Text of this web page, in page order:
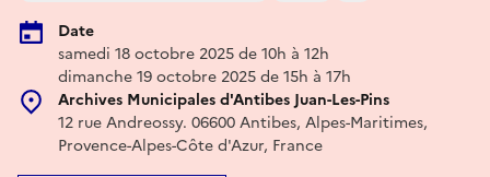
Date
samedi 18 octobre 2025 de 10h à 12h
dimanche 19 octobre 2025 de 15h à 17h
Archives Municipales d'Antibes Juan-Les-Pins
12 rue Andreossy. 06600 Antibes, Alpes-Maritimes,
Provence-Alpes-Côte d'Azur, France